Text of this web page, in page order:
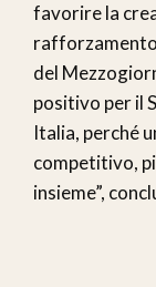
favorire la
rafforzamento
del
positivo per il
Italia, perché
competitivo,
insieme”,